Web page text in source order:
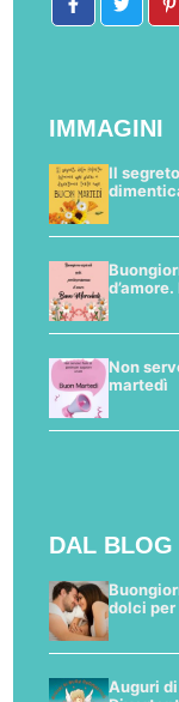
IMMAGINI
Il
Non
martedì
DAL BLOG
dolci
Auguri